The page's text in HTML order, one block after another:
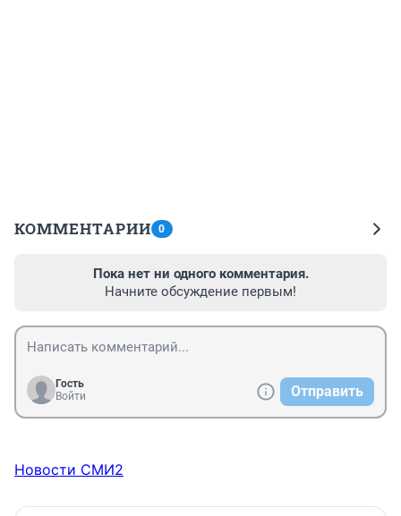
КОММЕНТАРИИ 0
Пока нет ни одного комментария.
Начните обсуждение первым!
Гость
Войти
Отправить
Новости СМИ2